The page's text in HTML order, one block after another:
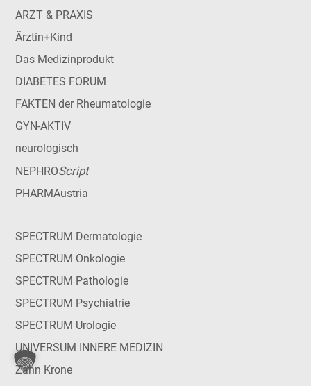
ARZT & PRAXIS
Ärztin+Kind
Das Medizinprodukt
DIABETES FORUM
FAKTEN der Rheumatologie
GYN-AKTIV
neurologisch
NEPHROScript
PHARMAustria
SPECTRUM Dermatologie
SPECTRUM Onkologie
SPECTRUM Pathologie
SPECTRUM Psychiatrie
SPECTRUM Urologie
UNIVERSUM INNERE MEDIZIN
Zahn Krone